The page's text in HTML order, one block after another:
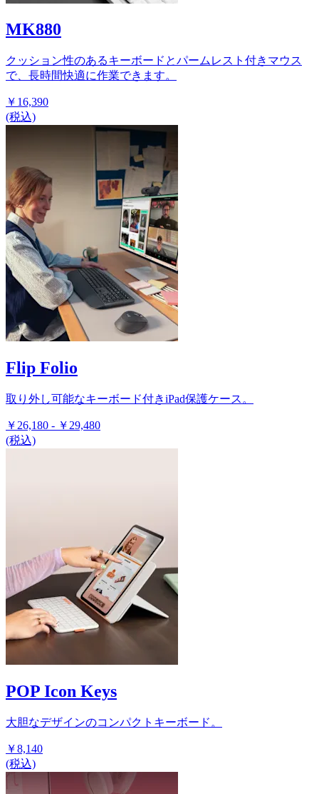
MK880
クッション性のあるキーボードとパームレスト付きマウス
で、長時間快適に作業できます。
￥16,390
(税込)
Flip Folio
取り外し可能なキーボード付きiPad保護ケース。
￥26,180 - ￥29,480
(税込)
POP Icon Keys
大胆なデザインのコンパクトキーボード。
￥8,140
(税込)